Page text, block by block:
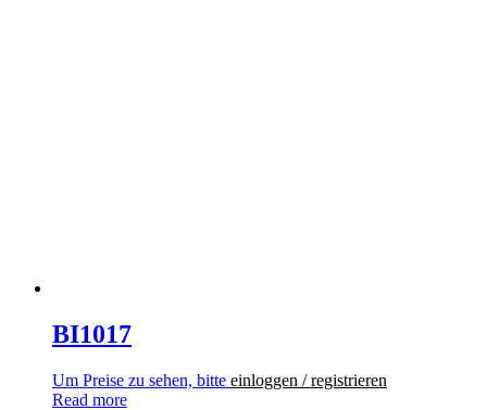
BI1017
Um Preise zu sehen, bitte einloggen / registrieren
Read more